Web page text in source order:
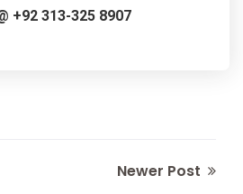
+92 313-325 8907
Newer Post